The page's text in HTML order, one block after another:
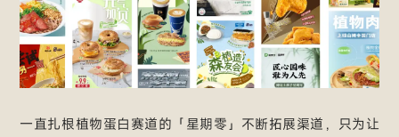
一直扎根植物蛋白赛道的「星期零」不断拓展渠道，只为让